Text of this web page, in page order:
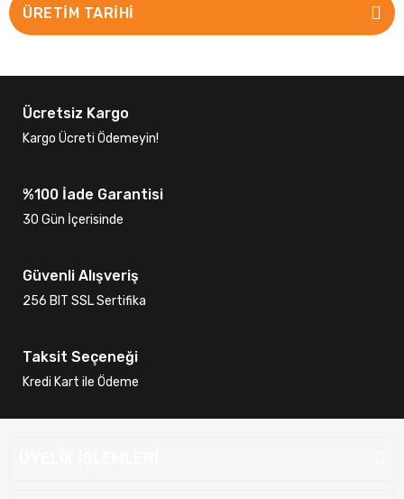
ÜRETİM TARİHİ
Ücretsiz Kargo
Kargo Ücreti Ödemeyin!
%100 İade Garantisi
30 Gün İçerisinde
Güvenli Alışveriş
256 BIT SSL Sertifika
Taksit Seçeneği
Kredi Kart ile Ödeme